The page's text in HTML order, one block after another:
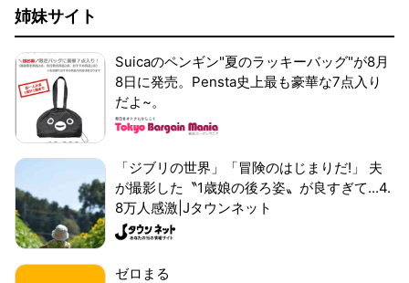
姉妹サイト
Suicaのペンギン"夏のラッキーバッグ"が8月
8日に発売。Pensta史上最も豪華な7点入り
だよ~。
「ジブリの世界」「冒険のはじまりだ!」 夫
が撮影した〝1歳娘の後ろ姿〟が良すぎて...4.
8万人感激|Jタウンネット
ゼロまる